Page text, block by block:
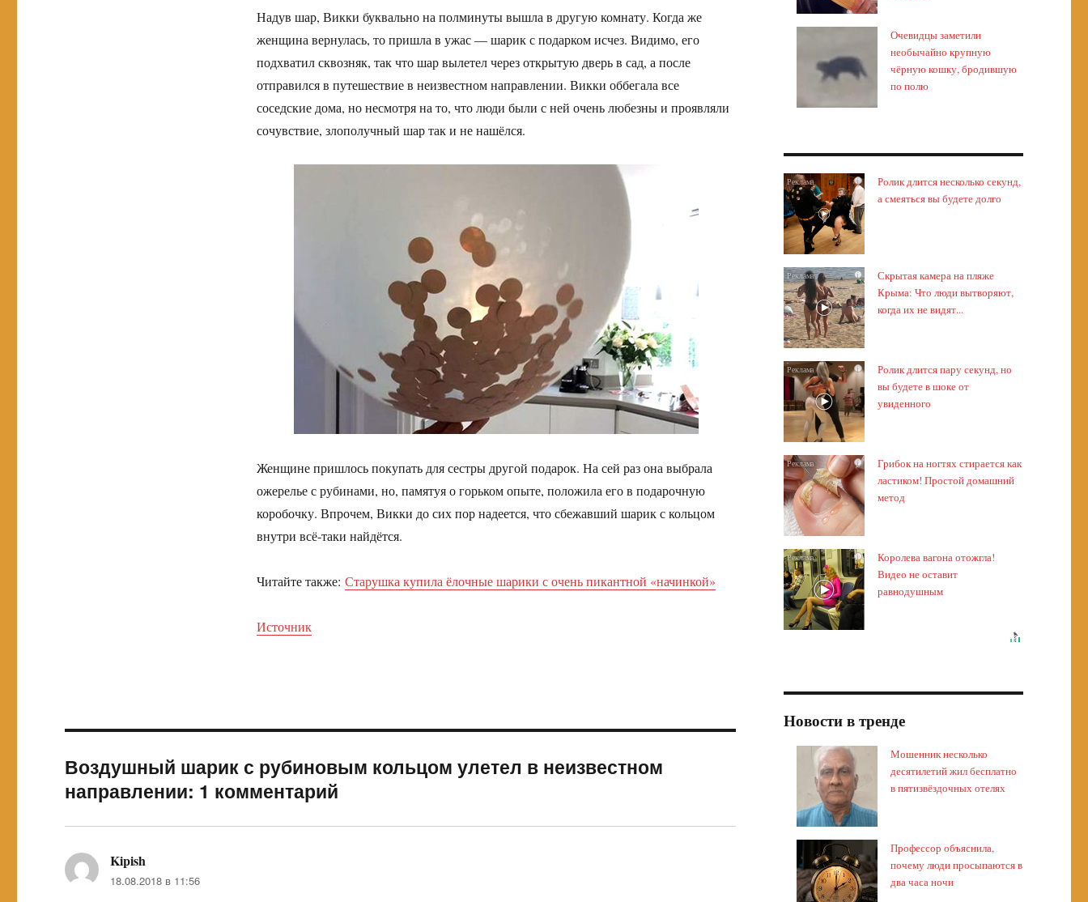
Надув шар, Викки буквально на полминуты вышла в другую комнату. Когда же
женщина вернулась, то пришла в ужас — шарик с подарком исчез. Видимо, его
подхватил сквозняк, так что шар вылетел через открытую дверь в сад, а после
отправился в путешествие в неизвестном направлении. Викки оббегала все
соседские дома, но несмотря на то, что люди были с ней очень любезны и проявляли
сочувствие, злополучный шар так и не нашёлся.
Женщине пришлось покупать для сестры другой подарок. На сей раз она выбрала
ожерелье с рубинами, но, памятуя о горьком опыте, положила его в подарочную
коробочку. Впрочем, Викки до сих пор надеется, что сбежавший шарик с кольцом
внутри всё-таки найдётся.
Читайте также: Старушка купила ёлочные шарики с очень пикантной «начинкой»
Источник
Воздушный шарик с рубиновым кольцом улетел в неизвестном
направлении: 1 комментарий
Kipish
18.08.2018 в 11:56
Очевидцы заметили
необычайно крупную
чёрную кошку, бродившую
по полю
i
Ролик длится несколько секунд,
а смеяться вы будете долго
i
Скрытая камера на пляже
Крыма: Что люди вытворяют,
когда их не видят...
i
Ролик длится пару секунд, но
вы будете в шоке от
увиденного
i
Грибок на ногтях стирается как
ластиком! Простой домашний
метод
i
Королева вагона отожгла!
Видео не оставит
равнодушным
Новости в тренде
Мошенник несколько
десятилетий жил бесплатно
в пятизвёздочных отелях
Профессор объяснила,
почему люди просыпаются в
два часа ночи